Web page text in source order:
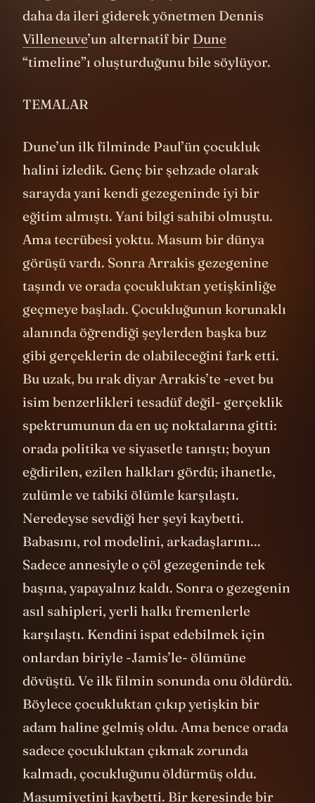
toplumsalhafızayışekillendiriyorlar.
Fremenlerin mucize olarak gördükleri şey,
illuminati benzeri güçlü bir düzenin
şey değil. Onların bir peygamber gibi
olarak bunu yapabilir. Ve o haliyle bir Luke
Skywalker’dan, bir Neo’dan ya da
Aragorn’dan farklı bir pratogonist olmak
zorunda. Belki de o yüzden bu dönüşümü
başkaları için zehirli “ab-ı hayat” suyundan
içerek gerçekleştirdiğini gösteriyor.
Hatırlarsanız filmde Paul’den önce annesi
o suyu içmişti ve belki de o yüzden artık
anne rolünü kaybedip yeni bir insan haline
gelmişti.
Gerçek dünyada da bu biraz böyledir.
İnsanların o mavi sıvıyı içtiklerini
göremezsiniz. Onun yerine “para suyu”
vardır, “ilgi ve şöhret suyu” vardır, “otorite
ve makam suyu” vardır. Bu suları “ab-ı
hayat” zannederek içenlerin bazıları
sarhoş olur,egolarışişer ve kendilerini
kaybeder.
İşte Frank Herbert’ın ve onun yazdığı bu
Dune evreninin tezi şu. Sorun sadece bu
bireylerde değil. Sorun bu tür figürleri
yaratan ve yaratmakla kalmayıp onları
güçlendiren sistemde. Sistemin kendisi
buna yol açıyor. Sistemin kendisi bir
zamanlar suların gürül gürül aktığı Dune
gezegenini, yağmalanmış ve sömürülmüş
Arrakis gezegenine dönüştürüyor. Aynı